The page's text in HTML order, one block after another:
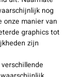
uit. Naarmate
nog